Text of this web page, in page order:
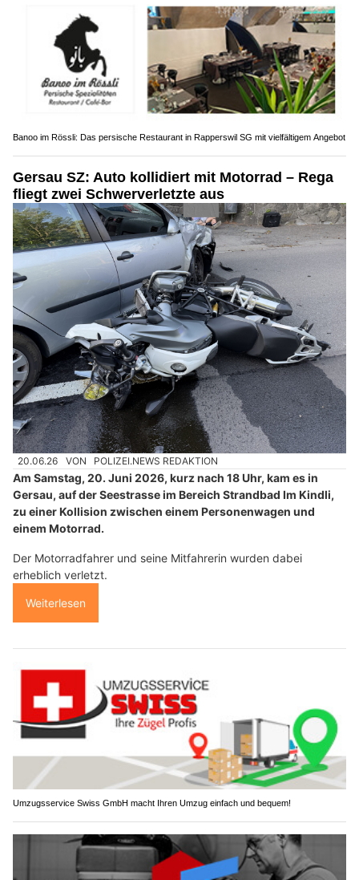
Banoo im Rössli: Das persische Restaurant in Rapperswil SG mit vielfältigem Angebot
Gersau SZ: Auto kollidiert mit Motorrad – Rega
fliegt zwei Schwerverletzte aus
20.06.26 VON POLIZEI.NEWS REDAKTION
Am Samstag, 20. Juni 2026, kurz nach 18 Uhr, kam es in
Gersau, auf der Seestrasse im Bereich Strandbad Im Kindli,
zu einer Kollision zwischen einem Personenwagen und
einem Motorrad.
Der Motorradfahrer und seine Mitfahrerin wurden dabei
erheblich verletzt.
Weiterlesen
Umzugsservice Swiss GmbH macht Ihren Umzug einfach und bequem!